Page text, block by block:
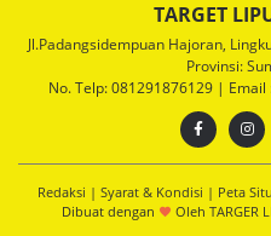
TARGET
Jl.Padangsidempuan Hajoran,
Provinsi:
No. Telp: 081291876129 |
Redaksi | Syarat & Kondisi | Peta
Dibuat dengan
Oleh TARGER